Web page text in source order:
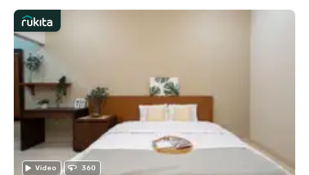
Video 360